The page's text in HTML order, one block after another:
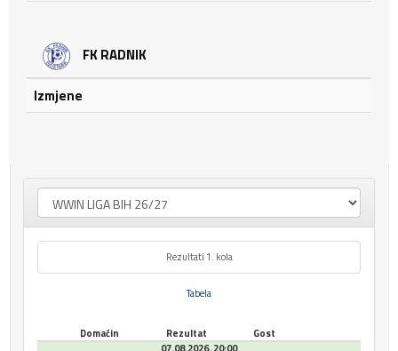
FK RADNIK
Izmjene
Rezultati 1. kola
Tabela
Domaćin Rezultat
Gost